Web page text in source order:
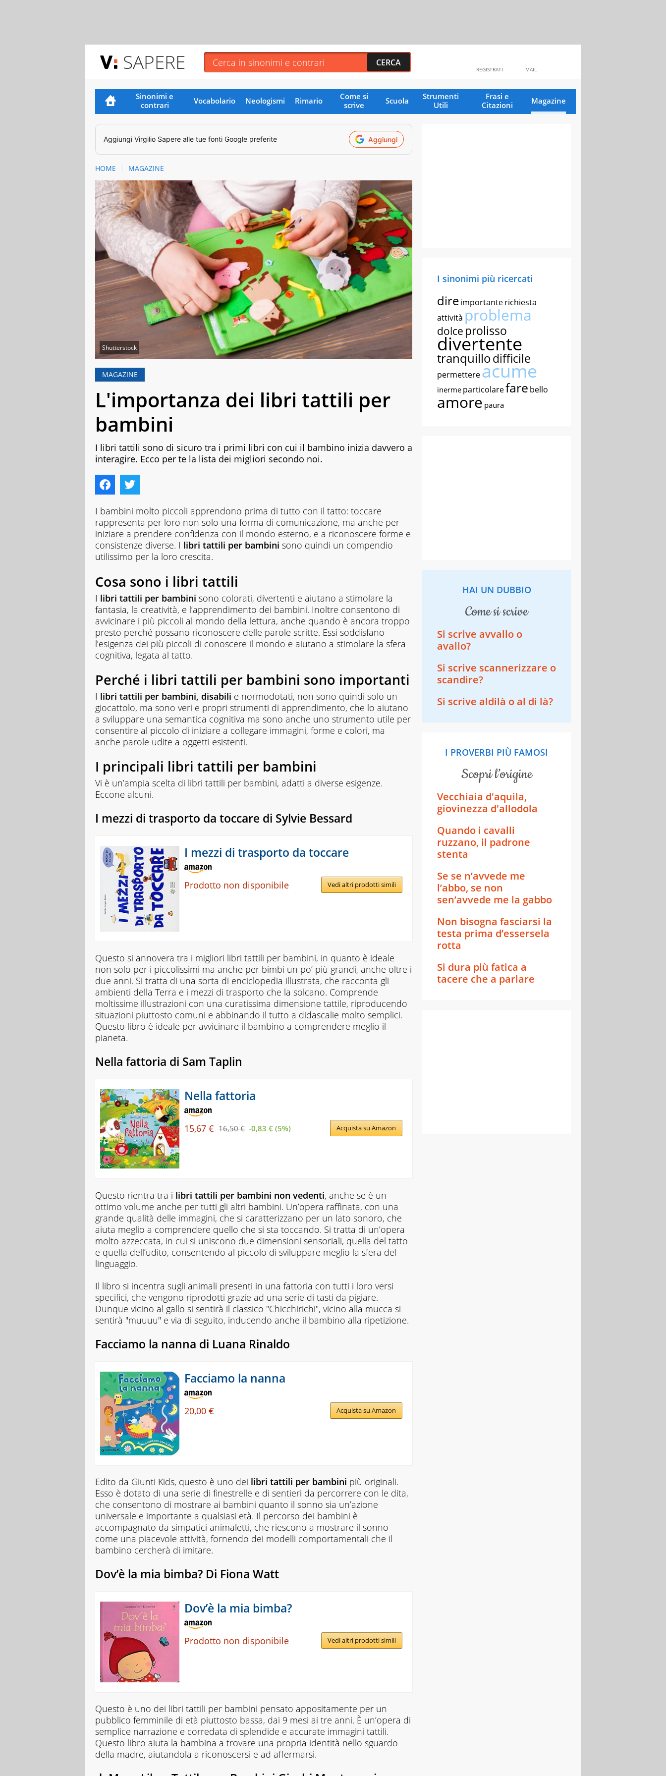
SAPERE MAIL
REGISTRATI
Sinonimi e
contrari
Vocabolario Neologismi Rimario
Come si
scrive
Scuola
Strumenti
Utili
Frasi e
Citazioni
Magazine
Aggiungi Virgilio Sapere alle tue fonti Google preferite Aggiungi
HOME MAGAZINE
Shutterstock
MAGAZINE
L'importanza dei libri tattili per
bambini
I libri tattili sono di sicuro tra i primi libri con cui il bambino inizia davvero a
interagire. Ecco per te la lista dei migliori secondo noi.
I bambini molto piccoli apprendono prima di tutto con il tatto: toccare
rappresenta per loro non solo una forma di comunicazione, ma anche per
iniziare a prendere confidenza con il mondo esterno, e a riconoscere forme e
consistenze diverse. I libri tattili per bambini sono quindi un compendio
utilissimo per la loro crescita.
Cosa sono i libri tattili
I libri tattili per bambini sono colorati, divertenti e aiutano a stimolare la
fantasia, la creatività, e l’apprendimento dei bambini. Inoltre consentono di
avvicinare i più piccoli al mondo della lettura, anche quando è ancora troppo
presto perché possano riconoscere delle parole scritte. Essi soddisfano
l’esigenza dei più piccoli di conoscere il mondo e aiutano a stimolare la sfera
cognitiva, legata al tatto.
Perché i libri tattili per bambini sono importanti
I libri tattili per bambini, disabili e normodotati, non sono quindi solo un
giocattolo, ma sono veri e propri strumenti di apprendimento, che lo aiutano
a sviluppare una semantica cognitiva ma sono anche uno strumento utile per
consentire al piccolo di iniziare a collegare immagini, forme e colori, ma
anche parole udite a oggetti esistenti.
I principali libri tattili per bambini
Vi è un’ampia scelta di libri tattili per bambini, adatti a diverse esigenze.
Eccone alcuni.
I mezzi di trasporto da toccare di Sylvie Bessard
I mezzi di trasporto da toccare
Prodotto non disponibile Vedi altri prodotti simili
Questo si annovera tra i migliori libri tattili per bambini, in quanto è ideale
non solo per i piccolissimi ma anche per bimbi un po’ più grandi, anche oltre i
due anni. Si tratta di una sorta di enciclopedia illustrata, che racconta gli
ambienti della Terra e i mezzi di trasporto che la solcano. Comprende
moltissime illustrazioni con una curatissima dimensione tattile, riproducendo
situazioni piuttosto comuni e abbinando il tutto a didascalie molto semplici.
Questo libro è ideale per avvicinare il bambino a comprendere meglio il
pianeta.
Nella fattoria di Sam Taplin
Nella fattoria
15,67 € 16,50 € -0,83 € (5%) Acquista su Amazon
Questo rientra tra i libri tattili per bambini non vedenti, anche se è un
ottimo volume anche per tutti gli altri bambini. Un’opera raffinata, con una
grande qualità delle immagini, che si caratterizzano per un lato sonoro, che
aiuta meglio a comprendere quello che si sta toccando. Si tratta di un’opera
molto azzeccata, in cui si uniscono due dimensioni sensoriali, quella del tatto
e quella dell’udito, consentendo al piccolo di sviluppare meglio la sfera del
linguaggio.
Il libro si incentra sugli animali presenti in una fattoria con tutti i loro versi
specifici, che vengono riprodotti grazie ad una serie di tasti da pigiare.
Dunque vicino al gallo si sentirà il classico "Chicchirichi", vicino alla mucca si
sentirà "muuuu" e via di seguito, inducendo anche il bambino alla ripetizione.
Facciamo la nanna di Luana Rinaldo
Facciamo la nanna
20,00 € Acquista su Amazon
Edito da Giunti Kids, questo è uno dei libri tattili per bambini più originali.
Esso è dotato di una serie di finestrelle e di sentieri da percorrere con le dita,
che consentono di mostrare ai bambini quanto il sonno sia un’azione
universale e importante a qualsiasi età. Il percorso dei bambini è
accompagnato da simpatici animaletti, che riescono a mostrare il sonno
come una piacevole attività, fornendo dei modelli comportamentali che il
bambino cercherà di imitare.
Dov’è la mia bimba? Di Fiona Watt
Dov’è la mia bimba?
Prodotto non disponibile Vedi altri prodotti simili
Questo è uno dei libri tattili per bambini pensato appositamente per un
pubblico femminile di età piuttosto bassa, dai 9 mesi ai tre anni. È un’opera di
semplice narrazione e corredata di splendide e accurate immagini tattili.
Questo libro aiuta la bambina a trovare una propria identità nello sguardo
della madre, aiutandola a riconoscersi e ad affermarsi.
I sinonimi più ricercati
direimportanterichiesta
attività problema
dolce prolisso
divertente
tranquillodifficile
permettereacume
inerme particolarefare bello
amore paura
HAI UN DUBBIO
come si scrive
Si scrive avvallo o
avallo?
Si scrive scannerizzare o
scandire?
Si scrive aldilà o al di là?
I PROVERBI PIÙ FAMOSI
scopri l’origine
Vecchiaia d'aquila,
giovinezza d'allodola
Quando i cavalli
ruzzano, il padrone
stenta
Se se n’avvede me
l’abbo, se non
sen’avvede me la gabbo
Non bisogna fasciarsi la
testa prima d’essersela
rotta
Si dura più fatica a
tacere che a parlare